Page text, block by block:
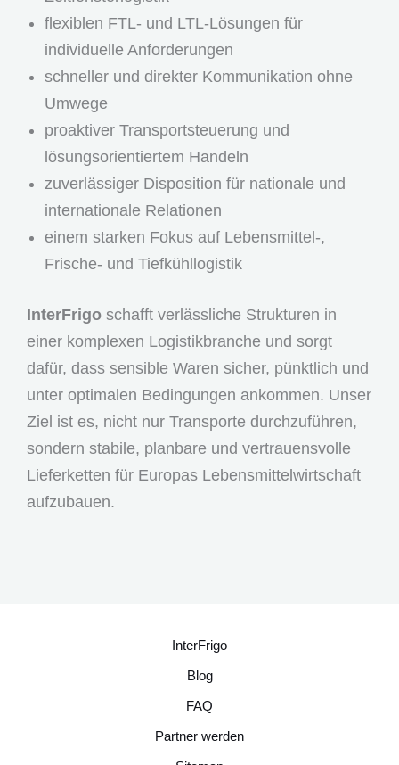
flexiblen FTL- und LTL-Lösungen für
individuelle Anforderungen
schneller und direkter Kommunikation ohne
Umwege
proaktiver Transportsteuerung und
lösungsorientiertem Handeln
zuverlässiger Disposition für nationale und
internationale Relationen
einem starken Fokus auf Lebensmittel-,
Frische- und Tiefkühllogistik
InterFrigo schafft verlässliche Strukturen in
einer komplexen Logistikbranche und sorgt
dafür, dass sensible Waren sicher, pünktlich und
unter optimalen Bedingungen ankommen. Unser
Ziel ist es, nicht nur Transporte durchzuführen,
sondern stabile, planbare und vertrauensvolle
Lieferketten für Europas Lebensmittelwirtschaft
aufzubauen.
InterFrigo
Blog
FAQ
Partner werden